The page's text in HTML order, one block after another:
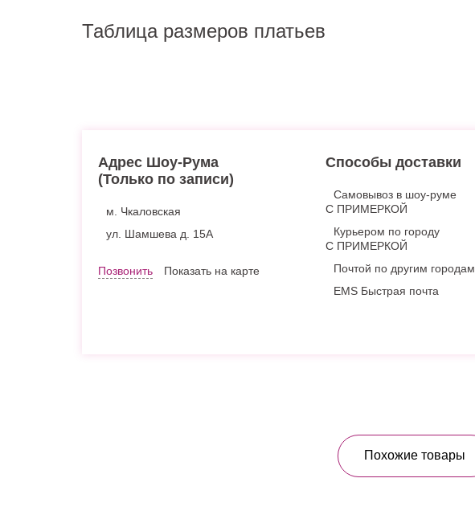
Таблица размеров платьев
Адрес Шоу-Рума
(Только по записи)
м. Чкаловская
ул. Шамшева д. 15А
Позвонить Показать на карте
Способы доставки
Самовывоз в шоу-руме
С ПРИМЕРКОЙ
Курьером по городу
С ПРИМЕРКОЙ
Почтой по другим городам
EMS Быстрая почта
Похожие товары